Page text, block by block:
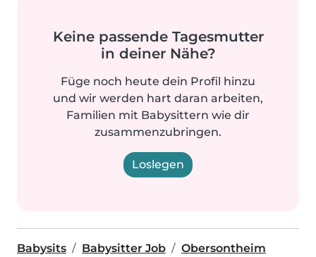
Keine passende Tagesmutter
in deiner Nähe?
Füge noch heute dein Profil hinzu
und wir werden hart daran arbeiten,
Familien mit Babysittern wie dir
zusammenzubringen.
Loslegen
Babysits Babysitter Job Obersontheim